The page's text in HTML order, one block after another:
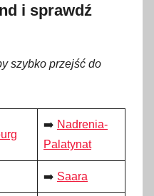
i sprawdź
szybko przejść do
➡️ Nadrenia-
Palatynat
➡️ Saara